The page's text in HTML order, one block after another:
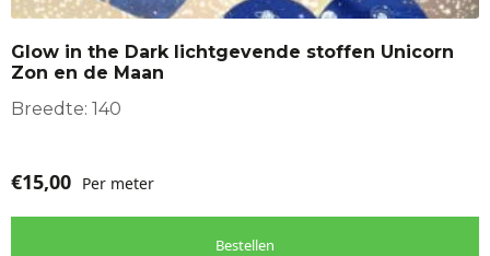
Glow in the Dark lichtgevende stoffen Unicorn
Zon en de Maan
Breedte: 140
€15,00 Per meter
Bestellen
kan
gekozen
worden
productpagina